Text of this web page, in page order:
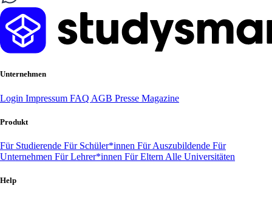
Unternehmen
Login Impressum FAQ AGB Presse Magazine
Produkt
Für Studierende Für Schüler*innen Für Auszubildende Für
Unternehmen Für Lehrer*innen Für Eltern Alle Universitäten
Help